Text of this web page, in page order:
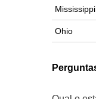
Mississippi
Ohio